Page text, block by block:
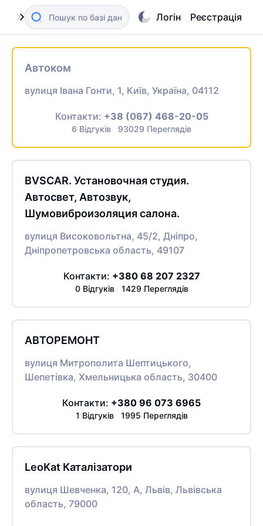
Логін Реєстрація
Автоком
вулиця Івана Гонти, 1, Київ, Україна, 04112
Контакти: +38 (067) 468-20-05
6 Відгуків 93029 Переглядів
BVSCAR. Установочная студия.
Автосвет, Автозвук,
Шумовиброизоляция салона.
вулиця Високовольтна, 45/2, Дніпро,
Дніпропетровська область, 49107
Контакти: +380 68 207 2327
0 Відгуків 1429 Переглядів
АВТОРЕМОНТ
вулиця Митрополита Шептицького,
Шепетівка, Хмельницька область, 30400
Контакти: +380 96 073 6965
1 Відгуків 1995 Переглядів
LeoKat Каталізатори
вулиця Шевченка, 120, A, Львів, Львівська
область, 79000